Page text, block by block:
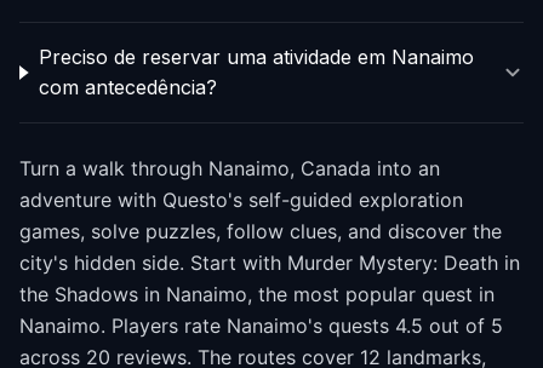
Preciso de reservar uma atividade em Nanaimo
com antecedência?
Turn a walk through Nanaimo, Canada into an
adventure with Questo's self-guided exploration
games, solve puzzles, follow clues, and discover the
city's hidden side. Start with Murder Mystery: Death in
the Shadows in Nanaimo, the most popular quest in
Nanaimo. Players rate Nanaimo's quests 4.5 out of 5
across 20 reviews. The routes cover 12 landmarks,